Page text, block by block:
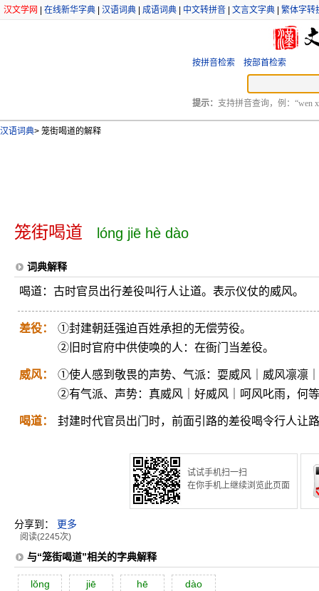
汉文学网 在线新华字典 汉语词典 成语词典 中文转拼音 文言文字典 繁体字转
按拼音检索 按部首检索
提示： 支持拼音查询，例：“wen
汉语词典> 笼街喝道的解释
笼街喝道 lóng jiē hè dào
词典解释
喝道：古时官员出行差役叫行人让道。表示仪仗的威风。
差役：
①封建朝廷强迫百姓承担的无偿劳役。
②旧时官府中供使唤的人：在衙门当差役。
威风：
①使人感到敬畏的声势、气派：耍威风｜威风凛凛
②有气派、声势：真威风｜好威风｜呵风叱雨，何
喝道： 封建时代官员出门时，前面引路的差役喝令行人让
试试手机扫一扫
在你手机上继续浏览此页面
分享到： 更多
阅读(2245次)
与“笼街喝道”相关的字典解释
lŏng jiē hē dào